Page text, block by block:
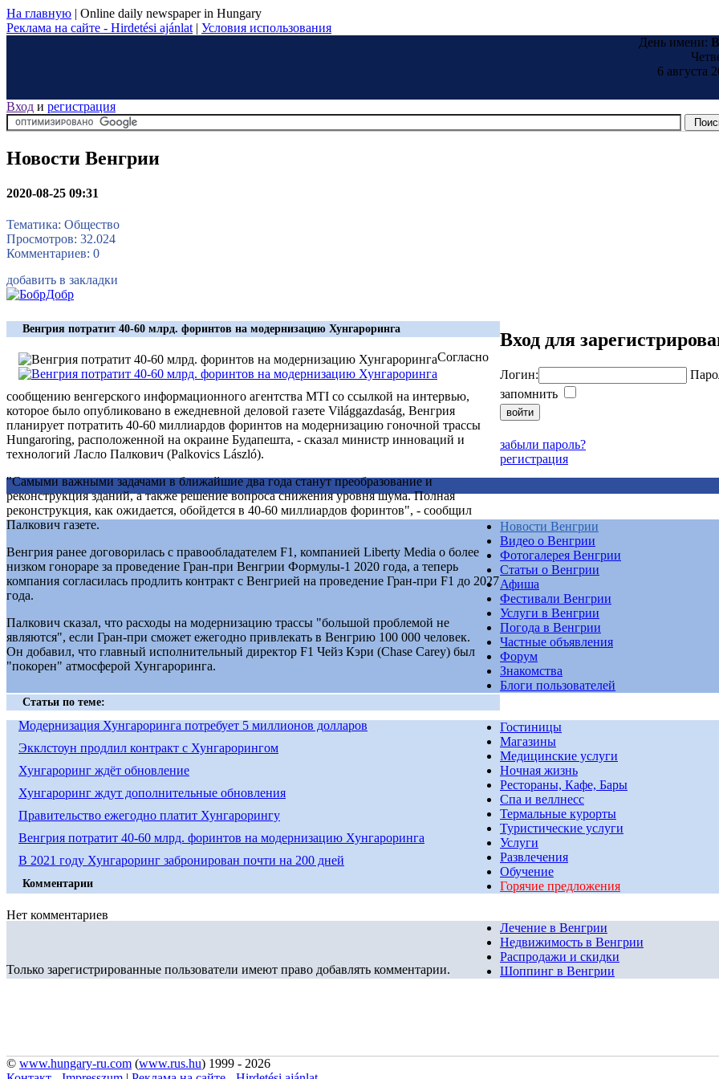
На главную | Online daily newspaper in Hungary
Реклама на сайте - Hirdetési ajánlat | Условия использования
День имени:
6 августа
Вход и регистрация
Новости Венгрии
2020-08-25 09:31
Тематика: Общество
Просмотров: 32.024
Комментариев: 0
добавить в закладки
Венгрия потратит 40-60 млрд. форинтов на модернизацию Хунгароринга
Согласно
сообщению венгерского информационного агентства MTI со ссылкой на интервью,
которое было опубликовано в ежедневной деловой газете Világgazdaság, Венгрия
планирует потратить 40-60 миллиардов форинтов на модернизацию гоночной трассы
Hungaroring, расположенной на окраине Будапешта, - сказал министр инноваций и
технологий Ласло Палкович (Palkovics László).
"Самыми важными задачами в ближайшие два года станут преобразование и
реконструкция зданий, а также решение вопроса снижения уровня шума. Полная
реконструкция, как ожидается, обойдется в 40-60 миллиардов форинтов", - сообщил
Палкович газете.
Венгрия ранее договорилась с правообладателем F1, компанией Liberty Media о более
низком гонораре за проведение Гран-при Венгрии Формулы-1 2020 года, а теперь
компания согласилась продлить контракт с Венгрией на проведение Гран-при F1 до 2027
года.
Палкович сказал, что расходы на модернизацию трассы "большой проблемой не
являются", если Гран-при сможет ежегодно привлекать в Венгрию 100 000 человек.
Он добавил, что главный исполнительный директор F1 Чейз Кэри (Chase Carey) был
"покорен" атмосферой Хунгароринга.
Статьи по теме:
Модернизация Хунгароринга потребует 5 миллионов долларов
Экклстоун продлил контракт с Хунгарорингом
Хунгароринг ждёт обновление
Хунгароринг ждут дополнительные обновления
Правительство ежегодно платит Хунгарорингу
Венгрия потратит 40-60 млрд. форинтов на модернизацию Хунгароринга
В 2021 году Хунгароринг забронирован почти на 200 дней
Комментарии
Нет комментариев
Только зарегистрированные пользователи имеют право добавлять комментарии.
Вход для
Логин:
запомнить
забыли пароль?
регистрация
Новости Венгрии
Видео о Венгрии
Фотогалерея Венгрии
Статьи о Венгрии
Афиша
Фестивали Венгрии
Услуги в Венгрии
Погода в Венгрии
Частные объявления
Форум
Знакомства
Блоги пользователей
Гостиницы
Магазины
Медицинские услуги
Ночная жизнь
Рестораны, Кафе, Бары
Спа и веллнесс
Термальные курорты
Туристические услуги
Услуги
Развлечения
Обучение
Горячие предложения
Лечение в Венгрии
Недвижимость в Венгрии
Распродажи и скидки
Шоппинг в Венгрии
© www.hungary-ru.com (www.rus.hu) 1999 - 2026